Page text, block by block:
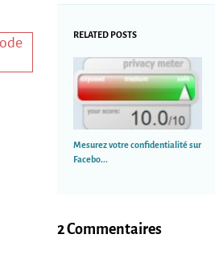
RELATED POSTS
Mesurez votre confidentialité sur
Facebo...
2 Commentaires